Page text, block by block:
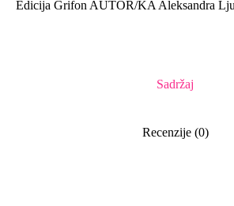
Edicija Grifon AUTOR/KA Aleksandra
Sadržaj
Recenzije (0)